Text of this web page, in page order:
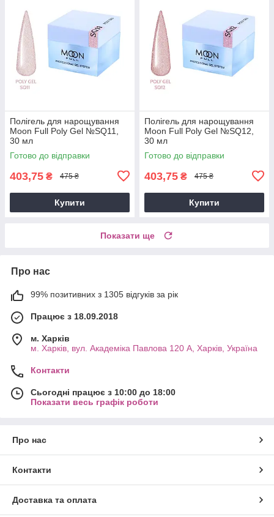
Полігель для нарощування
Moon Full Poly Gel №SQ11,
30 мл
Готово до відправки
403,75 ₴ 475 ₴
Купити
Полігель для нарощування
Moon Full Poly Gel №SQ12,
30 мл
Готово до відправки
403,75 ₴ 475 ₴
Купити
Показати ще
Про нас
99% позитивних з 1305 відгуків за рік
Працює з 18.09.2018
м. Харків
м. Харків, вул. Академіка Павлова 120 А, Харків, Україна
Контакти
Сьогодні працює з 10:00 до 18:00
Показати весь графік роботи
Про нас
Контакти
Доставка та оплата